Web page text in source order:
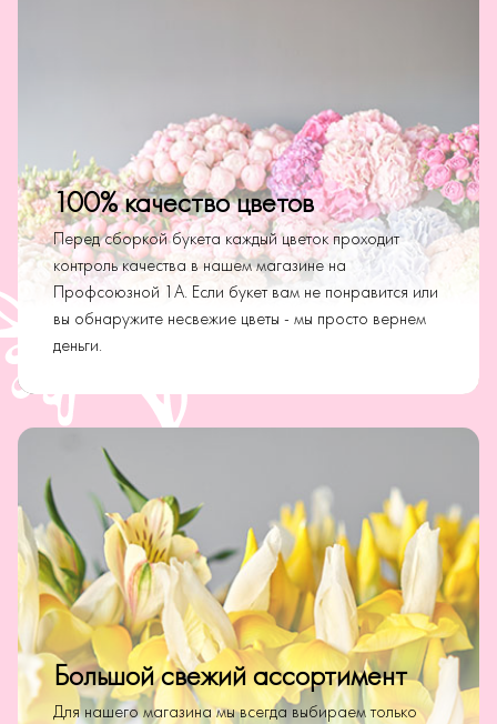
100% качество цветов
Перед сборкой букета каждый цветок проходит
контроль качества в нашем магазине на
Профсоюзной 1А. Если букет вам не понравится или
вы обнаружите несвежие цветы - мы просто вернем
деньги.
Большой свежий ассортимент
Для нашего магазина мы всегда выбираем только